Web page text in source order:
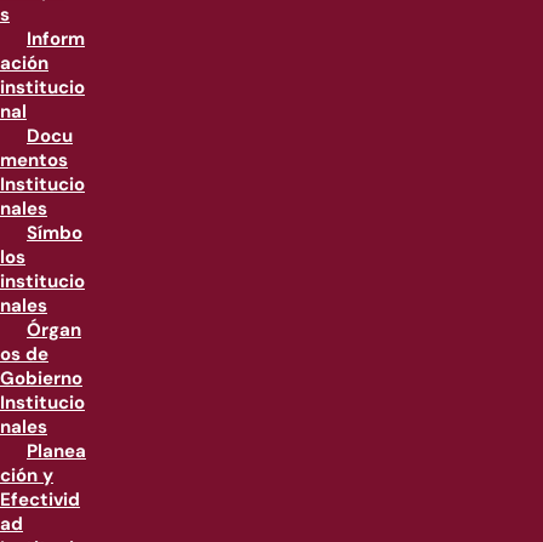
s
Inform
ación
institucio
nal
Docu
mentos
Institucio
nales
Símbo
los
institucio
nales
Órgan
os de
Gobierno
Institucio
nales
Planea
ción y
Efectivid
ad